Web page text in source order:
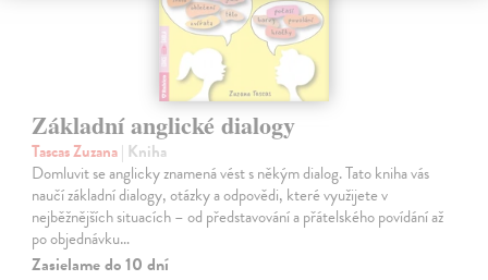
Základní anglické dialogy
Tascas Zuzana| Kniha
Domluvit se anglicky znamená vést s někým dialog. Tato kniha vás
naučí základní dialogy, otázky a odpovědi, které využijete v
nejběžnějších situacích – od představování a přátelského povídání až
po objednávku…
Zasielame do 10 dní